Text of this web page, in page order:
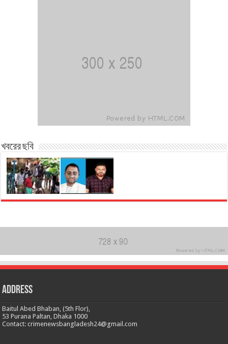
খবরের ছবি
Address
Baitul Abed Bhaban, (5th Flor),
53 Purana Paltan, Dhaka 1000
Contact: crimenewsbangladesh24@gmail.com